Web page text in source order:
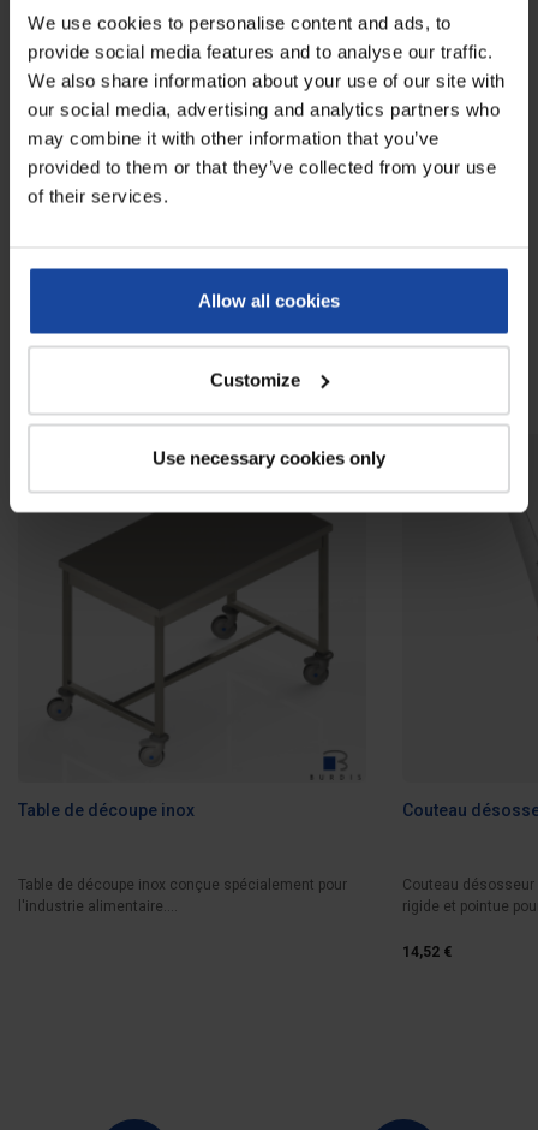
We use cookies to personalise content and ads, to
provide social media features and to analyse our traffic.
We also share information about your use of our site with
our social media, advertising and analytics partners who
may combine it with other information that you’ve
provided to them or that they’ve collected from your use
of their services.
Allow all cookies
Customize
Use necessary cookies only
Poids 5,870 kg
Coloris blanc
Avis
À voir également
Table de découpe inox
Table de découpe inox conçue spécialement pour
l'industrie alimentaire....
Couteau
Couteau
rigide et pointue
14,52 €